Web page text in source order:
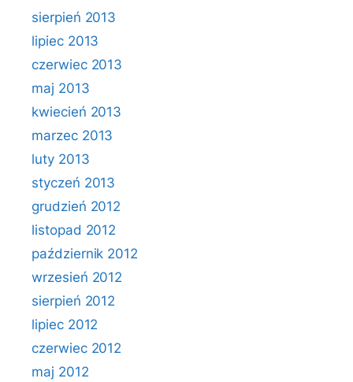
sierpień 2013
lipiec 2013
czerwiec 2013
maj 2013
kwiecień 2013
marzec 2013
luty 2013
styczeń 2013
grudzień 2012
listopad 2012
październik 2012
wrzesień 2012
sierpień 2012
lipiec 2012
czerwiec 2012
maj 2012